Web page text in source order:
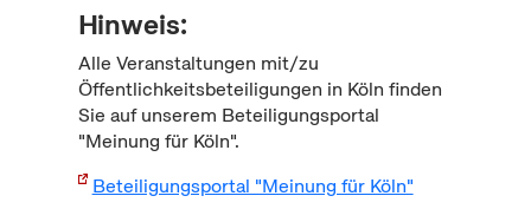
Hinweis:
Alle Veranstaltungen mit/zu
Öffentlichkeitsbeteiligungen in Köln finden
Sie auf unserem Beteiligungsportal
"Meinung für Köln".
Beteiligungsportal "Meinung für Köln"